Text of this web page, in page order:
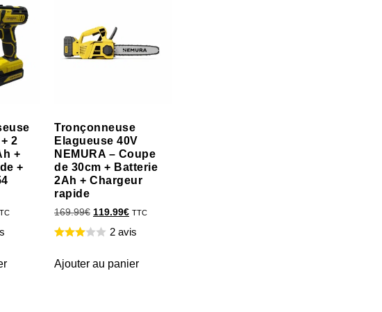
2
+
+
Tronçonneuse
Elagueuse 40V
NEMURA – Coupe
de 30cm + Batterie
2Ah + Chargeur
rapide
169.99€ 119.99€ TTC
2 avis
Ajouter au panier